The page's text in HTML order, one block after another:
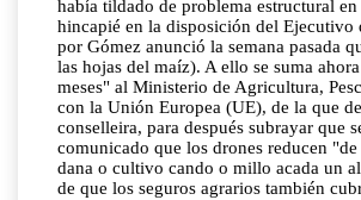
había tildado de problema estructural
hincapié en la disposición del Ejecutivo
por Gómez anunció la semana pasada
las hojas del maíz). A ello se suma
meses" al Ministerio de Agricultura,
con la Unión Europea (UE), de la que
conselleira, para después subrayar
comunicado que los drones reducen
dana o cultivo cando o millo acada un
de que los seguros agrarios también